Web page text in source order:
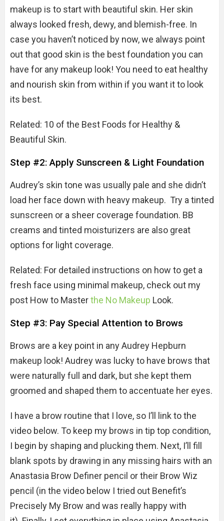
makeup is to start with beautiful skin. Her skin
always looked fresh, dewy, and blemish-free. In
case you haven’t noticed by now, we always point
out that good skin is the best foundation you can
have for any makeup look! You need to eat healthy
and nourish skin from within if you want it to look
its best.
Related: 10 of the Best Foods for Healthy &
Beautiful Skin.
Step #2: Apply Sunscreen & Light Foundation
Audrey’s skin tone was usually pale and she didn’t
load her face down with heavy makeup. Try a tinted
sunscreen or a sheer coverage foundation. BB
creams and tinted moisturizers are also great
options for light coverage.
Related: For detailed instructions on how to get a
fresh face using minimal makeup, check out my
post How to Masterthe No Makeup Look.
Step #3: Pay Special Attention to Brows
Brows are a key point in any Audrey Hepburn
makeup look! Audrey was lucky to have brows that
were naturally full and dark, but she kept them
groomed and shaped them to accentuate her eyes.
I have a brow routine that I love, so I’ll link to the
video below. To keep my brows in tip top condition,
I begin by shaping and plucking them. Next, I’ll fill
blank spots by drawing in any missing hairs with an
Anastasia Brow Definer pencil or their Brow Wiz
pencil (in the video below I tried out Benefit’s
Precisely My Brow and was really happy with